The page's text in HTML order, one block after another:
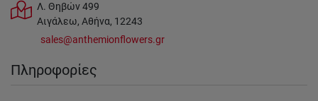
Λ. Θηβών 499
Αιγάλεω, Αθήνα, 12243
sales@anthemionflowers.gr
Πληροφορίες